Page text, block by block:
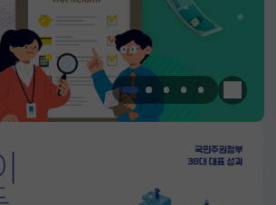
한눈에